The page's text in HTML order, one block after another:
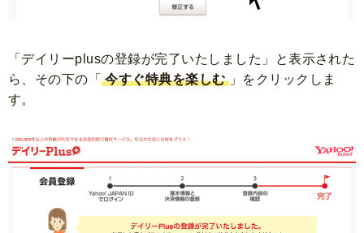
「デイリーplusの登録が完了いたしました」と表示された
ら、 その下の「 今すぐ特典を楽しむ 」をクリックしま
す。